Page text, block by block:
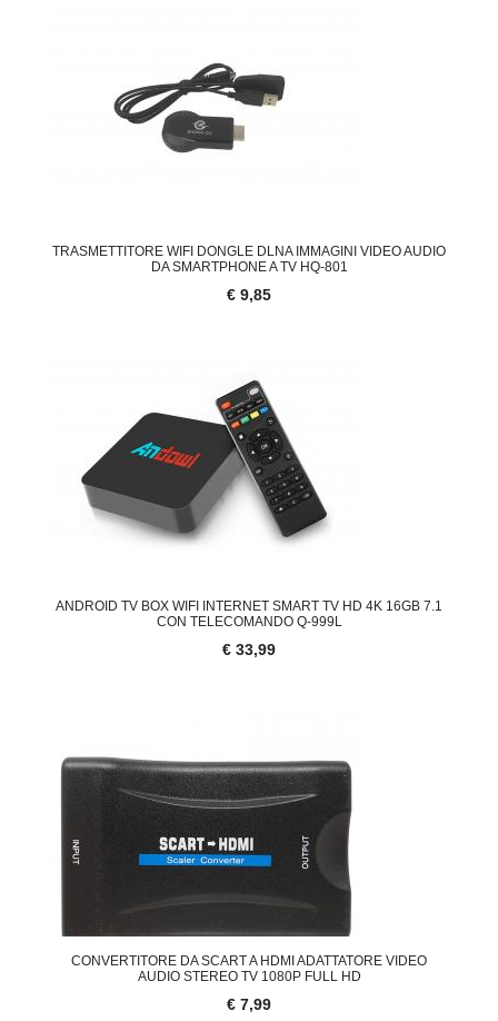
TRASMETTITORE WIFI DONGLE DLNA IMMAGINI VIDEO AUDIO
DA SMARTPHONE A TV HQ-801
€ 9,85
ANDROID TV BOX WIFI INTERNET SMART TV HD 4K 16GB 7.1
CON TELECOMANDO Q-999L
€ 33,99
CONVERTITORE DA SCART A HDMI ADATTATORE VIDEO
AUDIO STEREO TV 1080P FULL HD
€ 7,99